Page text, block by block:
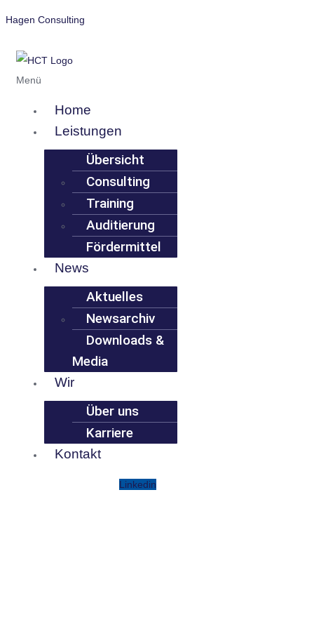
Hagen Consulting
Menü
Home
Leistungen
Übersicht
Consulting
Training
Auditierung
Fördermittel
News
Aktuelles
Newsarchiv
Downloads &
Media
Wir
Über uns
Karriere
Kontakt
Linkedin